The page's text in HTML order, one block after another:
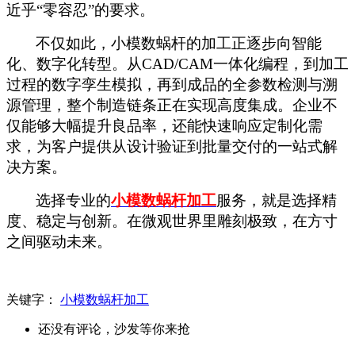
近乎“零容忍”的要求。
不仅如此，小模数蜗杆的加工正逐步向智能
化、数字化转型。从CAD/CAM一体化编程，到加工
过程的数字孪生模拟，再到成品的全参数检测与溯
源管理，整个制造链条正在实现高度集成。企业不
仅能够大幅提升良品率，还能快速响应定制化需
求，为客户提供从设计验证到批量交付的一站式解
决方案。
选择专业的小模数蜗杆加工服务，就是选择精
度、稳定与创新。在微观世界里雕刻极致，在方寸
之间驱动未来。
关键字： 小模数蜗杆加工
还没有评论，沙发等你来抢